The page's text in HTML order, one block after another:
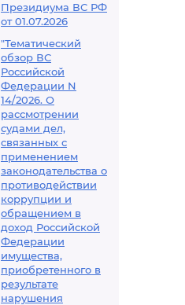
Президиума ВС РФ
от 01.07.2026
"Тематический
обзор ВС
Российской
Федерации N
14/2026. О
рассмотрении
судами дел,
связанных с
применением
законодательства о
противодействии
коррупции и
обращением в
доход Российской
Федерации
имущества,
приобретенного в
результате
нарушения